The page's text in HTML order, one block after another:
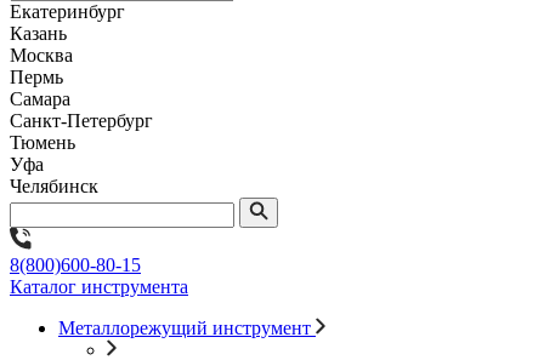
Екатеринбург
Казань
Москва
Пермь
Самара
Санкт-Петербург
Тюмень
Уфа
Челябинск
8(800)600-80-15
Каталог инструмента
Металлорежущий инструмент